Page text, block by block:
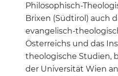
Philosophisch-
Brixen (Südtirol) auch
evangelisch-
Österreichs und das
theologische Studien,
der Universität Wien